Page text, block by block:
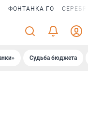
ФОНТАНКА ГО
Судьба бюджета